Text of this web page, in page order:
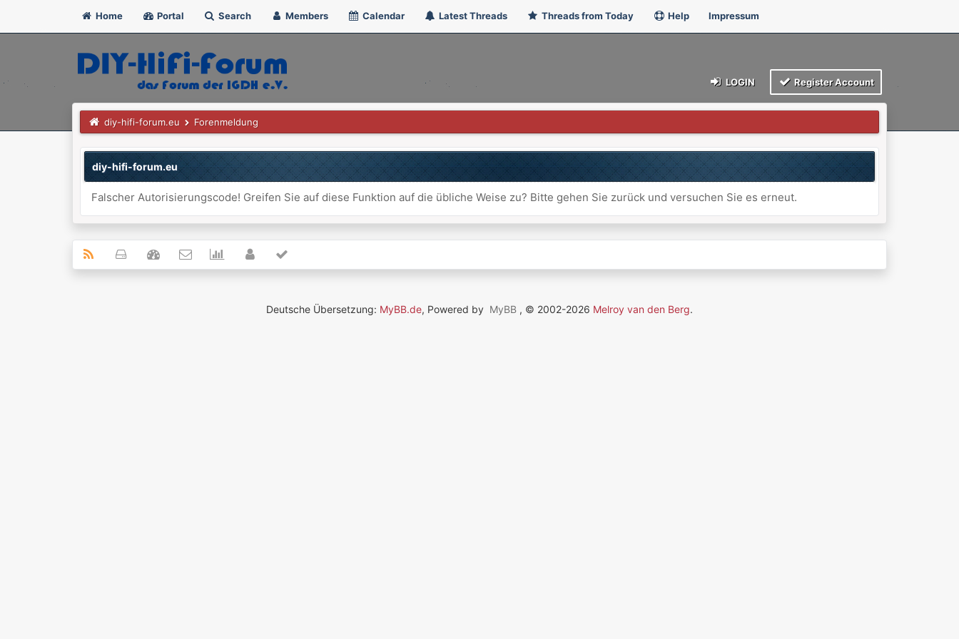
Home Portal Search Members Calendar Latest Threads Threads from Today Help Impressum
LOGIN Register Account
diy-hifi-forum.eu Forenmeldung
diy-hifi-forum.eu
Falscher Autorisierungscode! Greifen Sie auf diese Funktion auf die übliche Weise zu? Bitte gehen Sie zurück und versuchen Sie es erneut.
Deutsche Übersetzung: MyBB.de, Powered by MyBB , © 2002-2026 Melroy van den Berg.